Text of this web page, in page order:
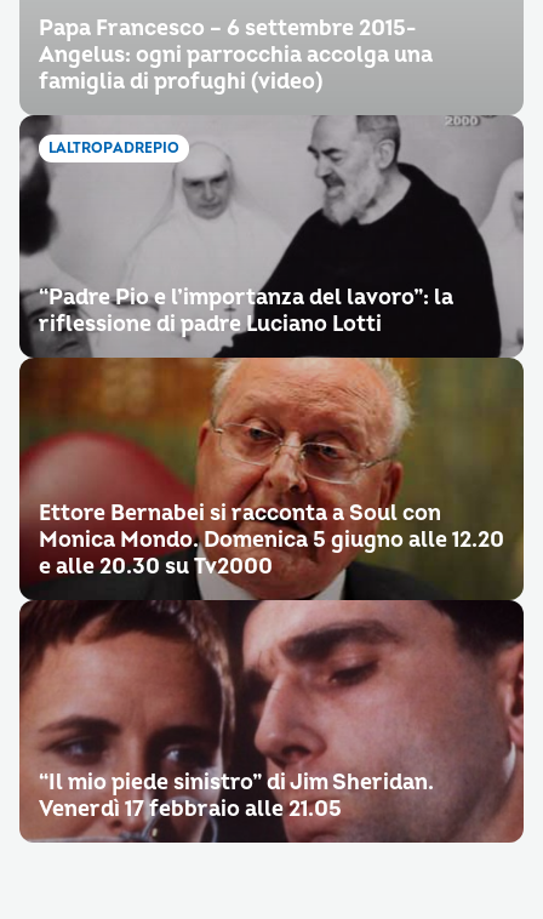
Papa Francesco – 6 settembre 2015-
Angelus: ogni parrocchia accolga una
famiglia di profughi (video)
LALTROPADREPIO
“Padre Pio e l’importanza del lavoro”: la
riflessione di padre Luciano Lotti
Ettore Bernabei si racconta a Soul con
Monica Mondo. Domenica 5 giugno alle 12.20
e alle 20.30 su Tv2000
“Il mio piede sinistro” di Jim Sheridan.
Venerdì 17 febbraio alle 21.05